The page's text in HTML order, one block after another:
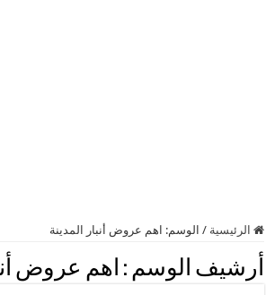
الرئيسية / الوسم: اهم عروض أنبار المدينة
أرشيف الوسم : اهم عروض